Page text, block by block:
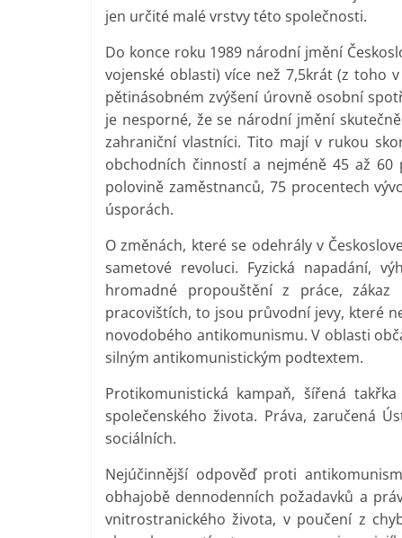
jen určité malé vrstvy této společnosti.
Do konce roku 1989 národní jmění
vojenské oblasti) více než 7,5krát (z toho
pětinásobném zvýšení úrovně osobní
je nesporné, že se národní jmění
zahraniční vlastníci. Tito mají v rukou
obchodních činností a nejméně 45 až
polovině zaměstnanců, 75 procentech
úsporách.
O změnách, které se odehrály v
sametové revoluci. Fyzická napadání,
hromadné propouštění z práce, zákaz
pracovištích, to jsou průvodní jevy, které
novodobého antikomunismu. V oblasti
silným antikomunistickým podtextem.
Protikomunistická kampaň, šířená
společenského života. Práva, zaručená
sociálních.
Nejúčinnější odpověď proti
obhajobě dennodenních požadavků a
vnitrostranického života, v poučení z